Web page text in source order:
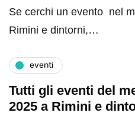
Se cerchi un evento nel
Rimini e dintorni,…
eventi
Tutti gli eventi del
2025 a Rimini e